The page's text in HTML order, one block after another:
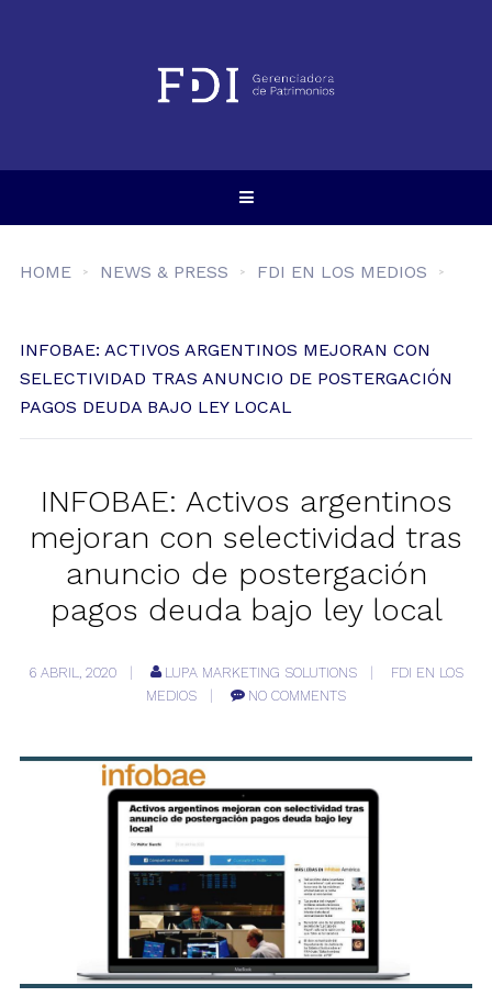
HOME NEWS & PRESS FDI EN LOS MEDIOS
INFOBAE: ACTIVOS ARGENTINOS MEJORAN CON
SELECTIVIDAD TRAS ANUNCIO DE POSTERGACIÓN
PAGOS DEUDA BAJO LEY LOCAL
INFOBAE: Activos argentinos
mejoran con selectividad tras
anuncio de postergación
pagos deuda bajo ley local
6 ABRIL, 2020 LUPA MARKETING SOLUTIONS
FDI EN LOS
MEDIOS
NO COMMENTS